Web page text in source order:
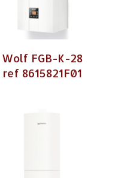
Wolf FGB-K-28
ref 8615821F01